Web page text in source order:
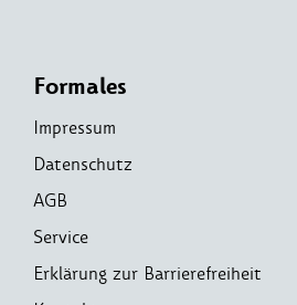
Formales
Impressum
Datenschutz
AGB
Service
Erklärung zur Barrierefreiheit